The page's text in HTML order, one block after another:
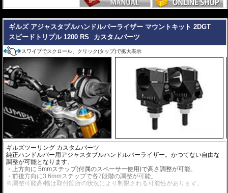
ギルズ アジャスタブルハンドルバーライザー マウントキット 2DGT
スピードトリプル 1200 RS
カスタムパーツ
スワイプでスクロール、クリック(タップ)で拡大表示
ギルズツーリング カスタムパーツ
純正ハンドルバー用アジャスタブルハンドルバーライザー。かつてない自由な
調整が可能となります。
・上方向に 5mmステップ(付属のスペーサー使用)で高さ調整が可能。
・前後方向に3.6mmステップで各7段階の調整が可能。
※調整可能高/幅は取付箇所の状況により制限される可能性があります。